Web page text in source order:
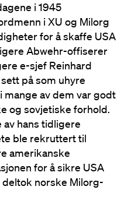
i 1945
i XU og Milorg
for å skaffe USA
Abwehr-offiserer
e-sjef Reinhard
på som uhyre
av dem var godt
og sovjetiske forhold.
hans tidligere
ble rekruttert til
amerikanske
for å sikre USA
norske Milorg-